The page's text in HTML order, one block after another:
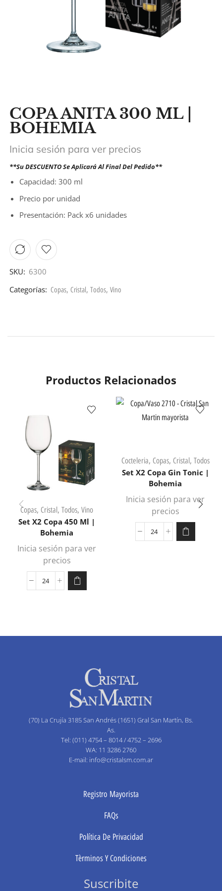
COPA ANITA 300 ML |
BOHEMIA
Inicia sesión para ver precios
**Su DESCUENTO Se Aplicará Al Final Del Pedido**
Capacidad: 300 ml
Precio por unidad
Presentación: Pack x6 unidades
SKU: 6300
Categorías: Copas,Cristal,Todos,Vino
Productos Relacionados
Copas, Cristal, Todos, Vino
Set X2 Copa 450 Ml |
Bohemia
Inicia sesión para ver
precios
Cocteleria, Copas, Cristal, Todos
Set X2 Copa Gin Tonic |
Bohemia
Inicia sesión para ver
precios
(70) La Crujía 3185 San Andrés (1651) Gral San Martín, Bs.
As.
Tel: (011) 4754 – 8014 / 4752 – 2696
WA: 11 3286 2760
E-mail: info@cristalsm.com.ar
Registro Mayorista
FAQs
Política De Privacidad
Tèrminos Y Condiciones
Suscribite